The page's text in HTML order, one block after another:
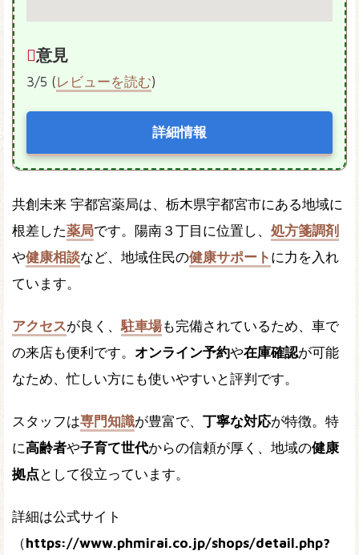
意見
3/5 (レビューを読む)
詳細情報
共創未来 宇都宮薬局は、栃木県宇都宮市にある地域に
根差した薬局です。陽南３丁目に位置し、 処方箋調剤
や健康相談など、地域住民の健康サポート に力を入れ
ています。
アクセスが良く、 駐車場も完備されているため、車で
の来店も便利です。 オンライン予約や在庫確認が可能
なため、忙しい方にも使いやすいと評判です。
スタッフは専門知識が豊富で、 丁寧な対応が特徴。特
に高齢者や子育て世代からの信頼が厚く、地域の健康
拠点 として役立っています。
詳細は公式サイト
（https://www.phmirai.co.jp/shops/detail.php?